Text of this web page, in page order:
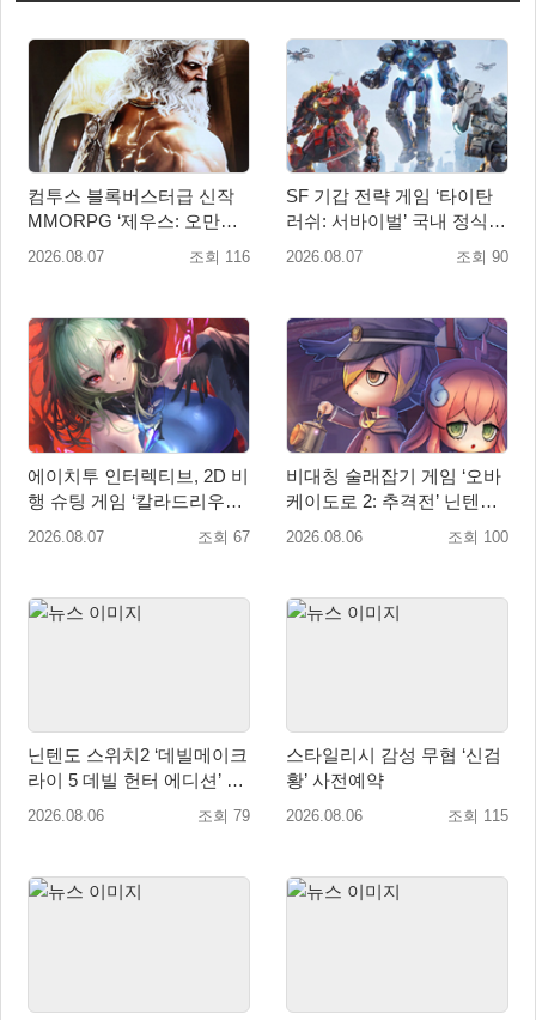
컴투스 블록버스터급 신작
MMORPG ‘제우스: 오만의
신’, 8월 26일 출시!
2026.08.07 조회 116
SF 기갑 전략 게임 ‘타이탄
러쉬: 서바이벌’ 국내 정식
출시
2026.08.07 조회 90
에이치투 인터렉티브, 2D 비
행 슈팅 게임 ‘칼라드리우스
2/다크 엘레멘트’ 올 겨울 전
2026.08.07 조회 67
비대칭 술래잡기 게임 ‘오바
케이도로 2: 추격전’ 닌텐도
eShop 출시
2026.08.06 조회 100
닌텐도 스위치2 ‘데빌메이크
라이 5 데빌 헌터 에디션’ 패
키지 제품 8월 7일 예약판매
2026.08.06 조회 79
스타일리시 감성 무협 ‘신검
황’ 사전예약
2026.08.06 조회 115